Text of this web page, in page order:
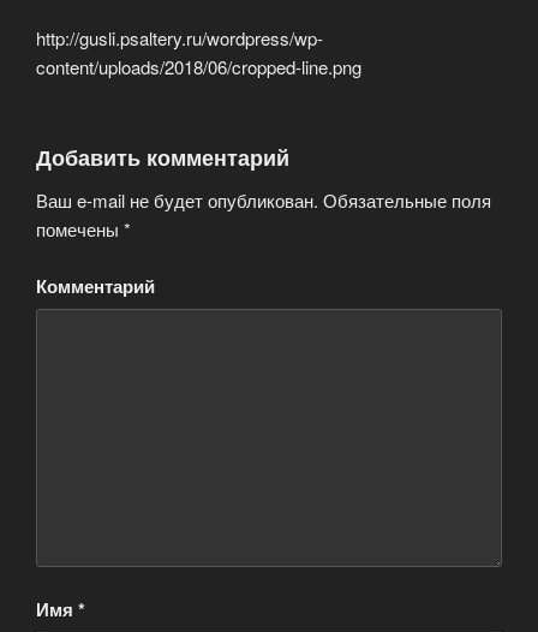
http://gusli.psaltery.ru/wordpress/wp-
content/uploads/2018/06/cropped-line.png
Добавить комментарий
Ваш e-mail не будет опубликован. Обязательные поля
помечены *
Комментарий
Имя *